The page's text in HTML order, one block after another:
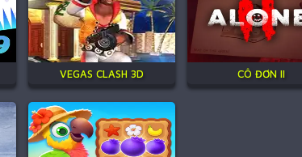
VEGAS CLASH 3D CÔ ĐƠN II